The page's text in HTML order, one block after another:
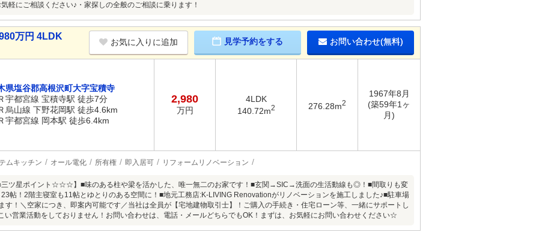
軽にご相談ください♪・家探しの全般のご相談に乗ります！
万円 4LDK
お気に入りに追加 見学予約をする お問い合わせ(無料)
県塩谷郡高根沢町大字宝積寺
宇都宮線 宝積寺駅 徒歩7分
烏山線 下野花岡駅 徒歩4.6km
宇都宮線 岡本駅 徒歩6.4km
2,980
万円
4LDK
140.72m2 276.28m2
1967年8月
(築59年1ヶ
月)
ムキッチン オール電化 所有権 即入居可 リフォームリノベーション
三ツ星ポイント☆☆☆】■味のある柱や梁を活かした、唯一無二のお家です！■玄関→SIC→洗面の生活動線も◎！■間取りも変
帖！2階主寝室も11帖とゆとりのある空間に！■地元工務店:K-LIVING Renovationがリノベーションを施工しました♪■駐車場
す！＼空家につき、即案内可能です／当社は全員が【宅地建物取引士】！ご購入の手続き・住宅ローン等、一緒にサポートし
い営業活動をしておりません！お問い合わせは、電話・メールどちらでもOK！まずは、お気軽にお問い合わせください☆